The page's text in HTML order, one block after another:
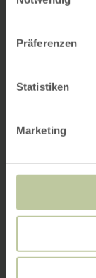
Präferenzen
Statistiken
Marketing